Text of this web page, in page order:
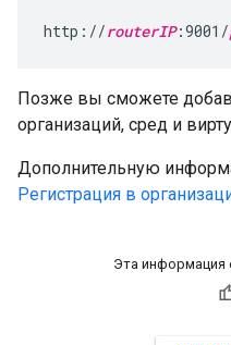
http://routerIP:9001/
Позже вы сможете
организаций, сред и
Дополнительную
Регистрация в
Эта информация